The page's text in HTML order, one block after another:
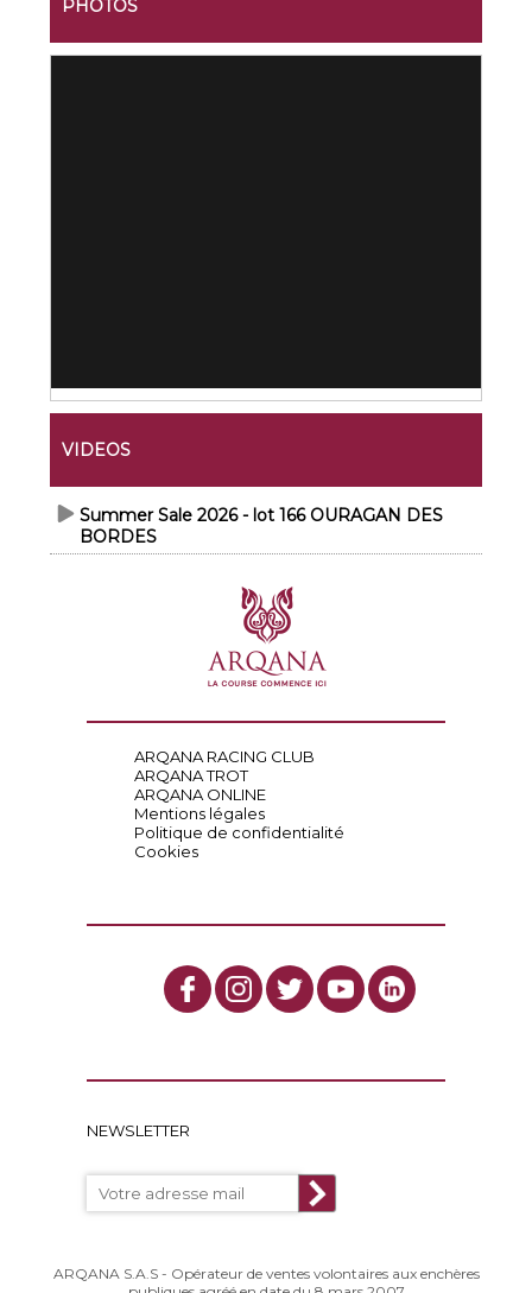
PHOTOS
VIDEOS
Summer Sale 2026 - lot 166 OURAGAN DES
BORDES
ARQANA RACING CLUB
ARQANA TROT
ARQANA ONLINE
Mentions légales
Politique de confidentialité
Cookies
NEWSLETTER
ARQANA S.A.S - Opérateur de ventes volontaires aux enchères